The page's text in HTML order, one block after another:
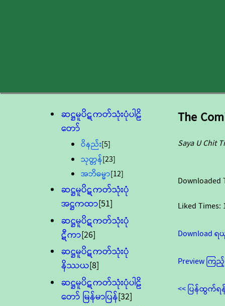
ဆဋ္ဌမူပိဋကတ်သုံးပုံပါဠိ
တော်
ဝိနည်း[5]
သုတ္တန်[23]
အဘိဓမ္မာ[12]
ဆဋ္ဌမူပိဋကတ်သုံးပုံ
အဋ္ဌကထာ[51]
ဆဋ္ဌမူပိဋကတ်သုံးပုံ
ဋီကာ[26]
ဆဋ္ဌမူပိဋကတ်သုံးပုံ
နိဿယ[8]
ဆဋ္ဌမူပိဋကတ်သုံးပုံပါဠိ
တော် မြန်မာပြန်[32]
The
Saya U Chit
Downloaded
Liked Times:
Download
Preview ကြ
<< ပြန်ထွက်ရ